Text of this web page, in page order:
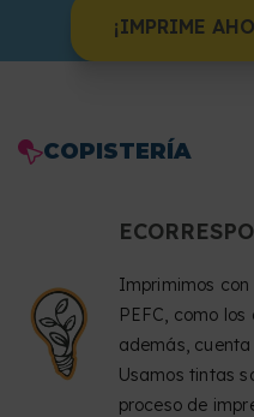
¡IMPRIME
COPISTERÍA
Imprimimos
PEFC, como
además,
Usamos tintas
proceso de